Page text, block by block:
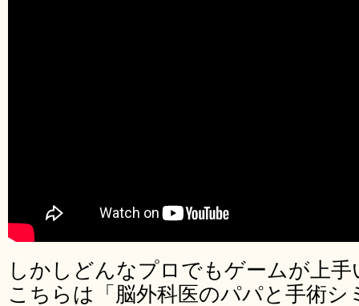
しかしどんなプロでもゲームが上
こちらは「脳外科医のパパと手術